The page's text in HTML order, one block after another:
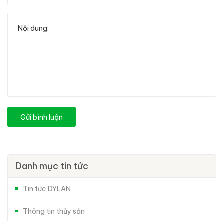
Gửi bình luận
Danh mục tin tức
Tin tức DYLAN
Thông tin thủy sản